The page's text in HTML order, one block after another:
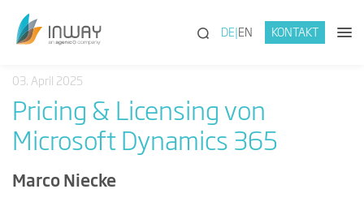
(SUCHE)
DE EN KONTAKT
03. April 2025
Pricing & Licensing von
Microsoft Dynamics 365
Marco Niecke